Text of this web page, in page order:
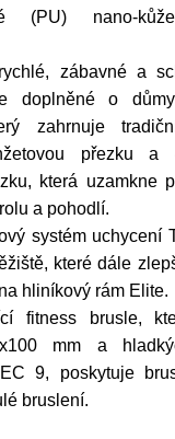
(PU) nano-
zábavné a
doplněné o
zahrnuje
přezku a
která uzamkne
a pohodlí.
systém uchycení
které dále
hliníkový rám Elite.
fitness brusle,
mm a
9, poskytuje
bruslení.